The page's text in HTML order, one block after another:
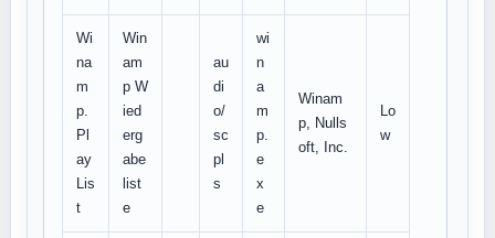
Wi
na
m
p.
Pl
ay
Lis
t
Win
am
p W
ied
erg
abe
list
e
au
di
o/
sc
pl
s
wi
n
a
m
p.
e
x
e
Winam
p, Nulls
oft, Inc.
Lo
w